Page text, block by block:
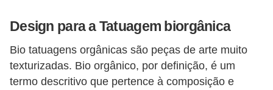
Design para a Tatuagem biorgânica
Bio tatuagens orgânicas são peças de arte muito
texturizadas. Bio orgânico, por definição, é um
termo descritivo que pertence à composição e
í
c
i
o